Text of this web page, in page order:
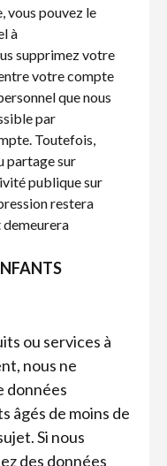
vous pouvez le
à
supprimez votre
votre compte
que nous
par
Toutefois,
partage sur
publique sur
restera
demeurera
ou services à
nous ne
données
âgés de moins de
Si nous
des données